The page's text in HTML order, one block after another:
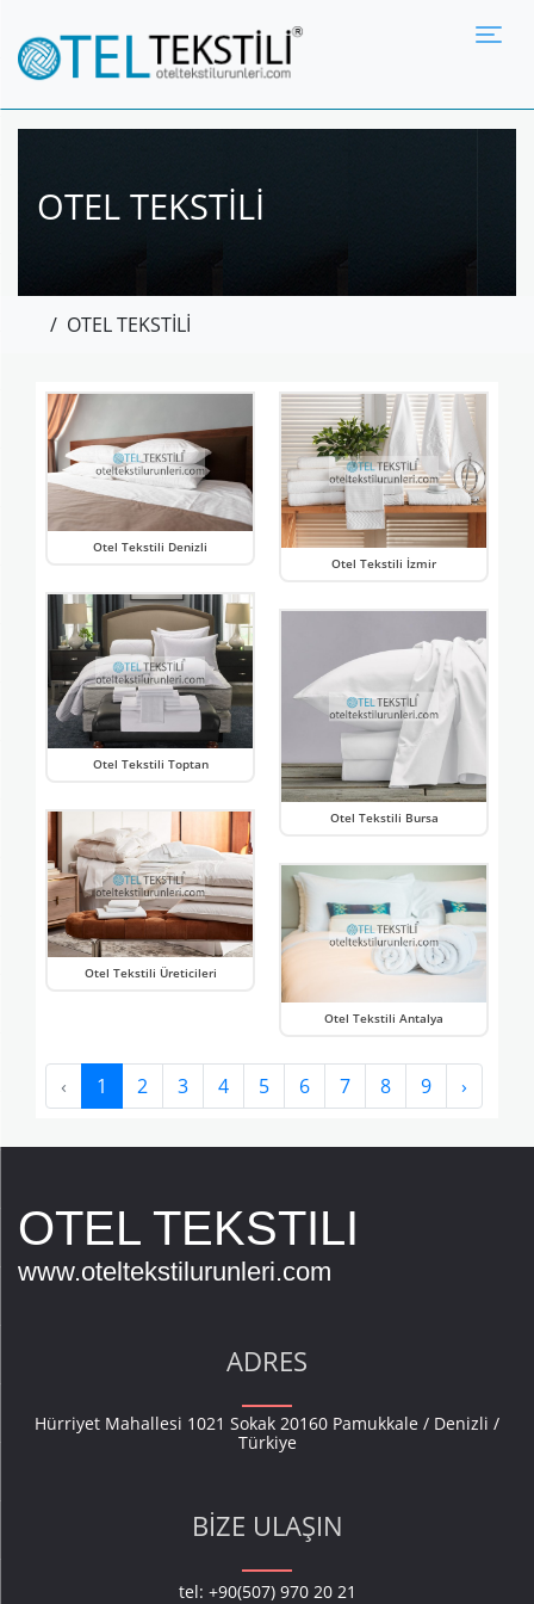
OTEL TEKSTİLİ
/ OTEL TEKSTİLİ
Otel Tekstili Denizli
Otel Tekstili Toptan
Otel Tekstili Üreticileri
Otel Tekstili İzmir
Otel Tekstili Bursa
Otel Tekstili Antalya
‹ 1 2 3 4 5 6 7 8 9 ›
OTEL TEKSTILI
www.oteltekstilurunleri.com
ADRES
Hürriyet Mahallesi 1021 Sokak 20160 Pamukkale / Denizli /
Türkiye
BIZE ULAŞIN
tel: +90(507) 970 20 21